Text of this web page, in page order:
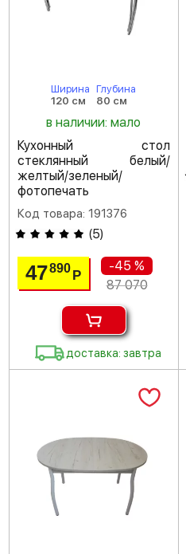
Ширина
120 см
Глубина
80 см
в наличии: мало
Кухонный стол
стеклянный белый/
желтый/зеленый/
фотопечать
Код товара: 191376
(5)
47890 Р
-45 %
87 070
доставка: завтра